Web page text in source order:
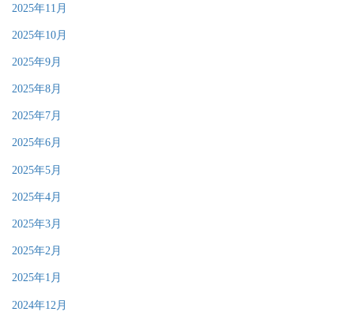
2025年11月
2025年10月
2025年9月
2025年8月
2025年7月
2025年6月
2025年5月
2025年4月
2025年3月
2025年2月
2025年1月
2024年12月